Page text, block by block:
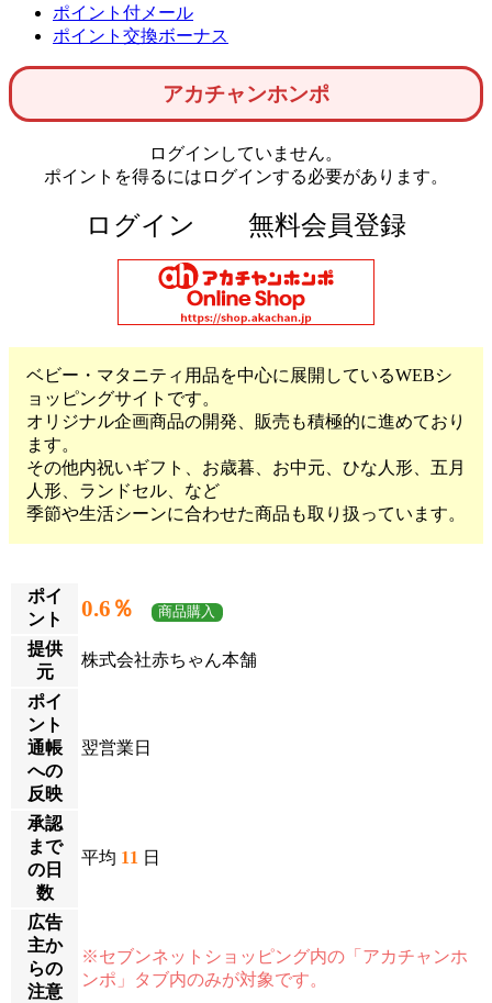
ポイント付メール
ポイント交換ボーナス
アカチャンホンポ
ログインしていません。
ポイントを得るにはログインする必要があります。
ログイン 無料会員登録
ベビー・マタニティ用品を中心に展開しているWEBシ
ョッピングサイトです。
オリジナル企画商品の開発、販売も積極的に進めており
ます。
その他内祝いギフト、お歳暮、お中元、ひな人形、五月
人形、ランドセル、など
季節や生活シーンに合わせた商品も取り扱っています。
ポイ
ント
0.6％ 商品購入
提供
元
株式会社赤ちゃん本舗
ポイ
ント
通帳
への
反映
翌営業日
承認
まで
の日
数
平均 11 日
広告
主か
らの
注意
※セブンネットショッピング内の「アカチャンホ
ンポ」タブ内のみが対象です。